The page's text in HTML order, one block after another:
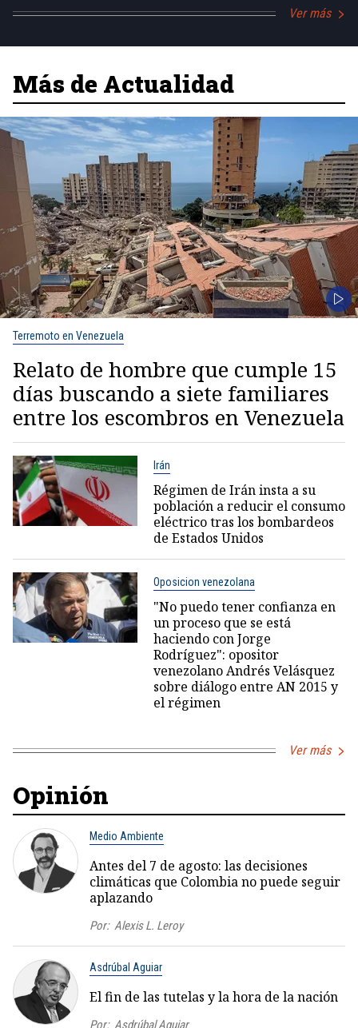
Ver más
Más de Actualidad
Terremoto en Venezuela
Relato de hombre que cumple 15
días buscando a siete familiares
entre los escombros en Venezuela
Irán
Régimen de Irán insta a su
población a reducir el consumo
eléctrico tras los bombardeos
de Estados Unidos
Oposicion venezolana
"No puedo tener confianza en
un proceso que se está
haciendo con Jorge
Rodríguez": opositor
venezolano Andrés Velásquez
sobre diálogo entre AN 2015 y
el régimen
Ver más
Opinión
Medio Ambiente
Antes del 7 de agosto: las decisiones
climáticas que Colombia no puede seguir
aplazando
Por: Alexis L. Leroy
Asdrúbal Aguiar
El fin de las tutelas y la hora de la nación
Por: Asdrúbal Aguiar